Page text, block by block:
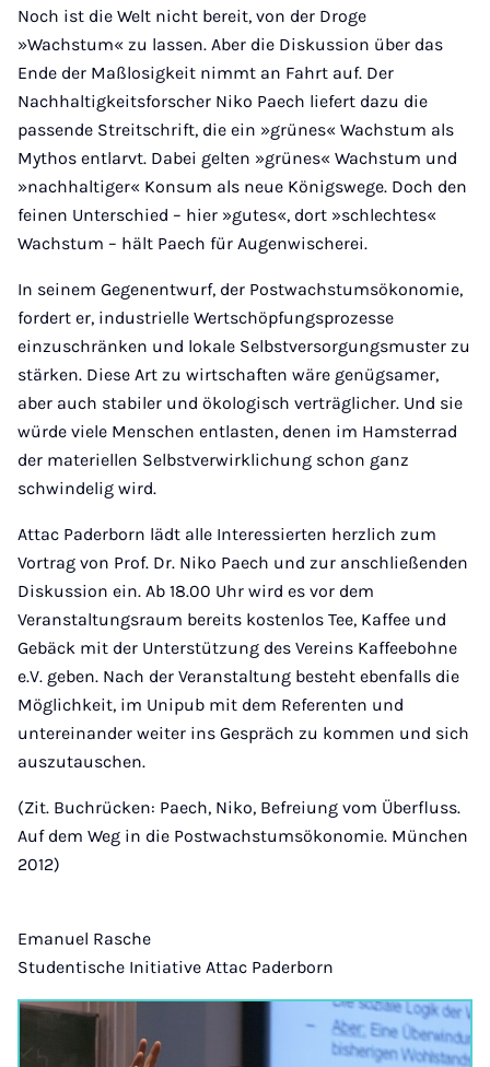
Noch ist die Welt nicht bereit, von der Droge
»Wachstum« zu lassen. Aber die Diskussion über das
Ende der Maßlosigkeit nimmt an Fahrt auf. Der
Nachhaltigkeitsforscher Niko Paech liefert dazu die
passende Streitschrift, die ein »grünes« Wachstum als
Mythos entlarvt. Dabei gelten »grünes« Wachstum und
»nachhaltiger« Konsum als neue Königswege. Doch den
feinen Unterschied – hier »gutes«, dort »schlechtes«
Wachstum – hält Paech für Augenwischerei.
In seinem Gegenentwurf, der Postwachstumsökonomie,
fordert er, industrielle Wertschöpfungsprozesse
einzuschränken und lokale Selbstversorgungsmuster zu
stärken. Diese Art zu wirtschaften wäre genügsamer,
aber auch stabiler und ökologisch verträglicher. Und sie
würde viele Menschen entlasten, denen im Hamsterrad
der materiellen Selbstverwirklichung schon ganz
schwindelig wird.
Attac Paderborn lädt alle Interessierten herzlich zum
Vortrag von Prof. Dr. Niko Paech und zur anschließenden
Diskussion ein. Ab 18.00 Uhr wird es vor dem
Veranstaltungsraum bereits kostenlos Tee, Kaffee und
Gebäck mit der Unterstützung des Vereins Kaffeebohne
e.V. geben. Nach der Veranstaltung besteht ebenfalls die
Möglichkeit, im Unipub mit dem Referenten und
untereinander weiter ins Gespräch zu kommen und sich
auszutauschen.
(Zit. Buchrücken: Paech, Niko, Befreiung vom Überfluss.
Auf dem Weg in die Postwachstumsökonomie. München
2012)
Emanuel Rasche
Studentische Initiative Attac Paderborn